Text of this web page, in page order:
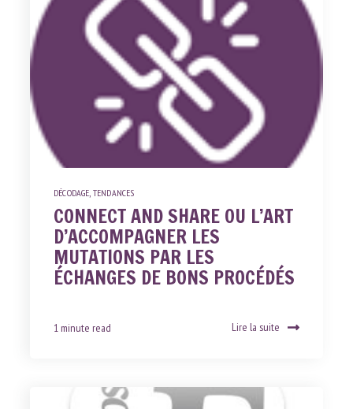
DÉCODAGE, TENDANCES
CONNECT AND SHARE OU L’ART
D’ACCOMPAGNER LES
MUTATIONS PAR LES
ÉCHANGES DE BONS PROCÉDÉS
1 minute read Lire la suite